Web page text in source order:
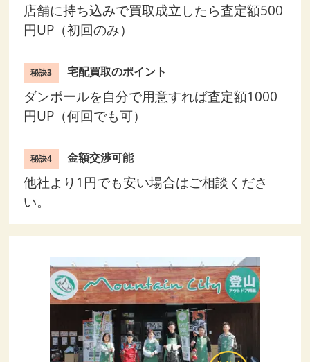
店舗に持ち込みで買取成立したら査定額500
円UP（初回のみ）
秘訣3 宅配買取のポイント
ダンボールを自分で用意すれば査定額1000
円UP（何回でも可）
秘訣4 金額交渉可能
他社より1円でも安い場合はご相談くださ
い。